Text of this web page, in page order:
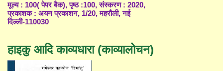
मूल्य : 100( पेपर बैक), पृष्ठ :100, संस्करण : 2020,
प्रकाशक : अयन प्रकाशन, 1/20, महरौली, नई
दिल्ली-110030
हाइकु आदि काव्यधारा (काव्यालोचन)